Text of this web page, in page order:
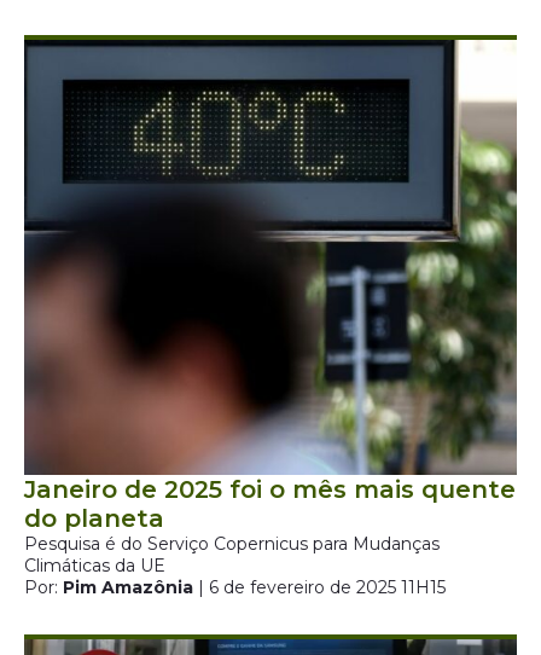
Janeiro de 2025 foi o mês mais quente
do planeta
Pesquisa é do Serviço Copernicus para Mudanças
Climáticas da UE
Por: Pim Amazônia | 6 de fevereiro de 2025 11H15